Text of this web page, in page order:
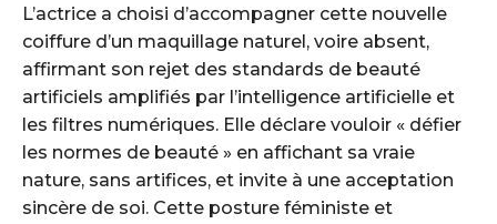
L’actrice a choisi d’accompagner cette nouvelle
coiffure d’un maquillage naturel, voire absent,
affirmant son rejet des standards de beauté
artificiels amplifiés par l’intelligence artificielle et
les filtres numériques. Elle déclare vouloir « défier
les normes de beauté » en affichant sa vraie
nature, sans artifices, et invite à une acceptation
sincère de soi. Cette posture féministe et